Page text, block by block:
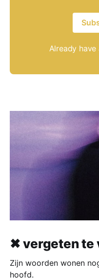
Already
✖ vergeten te
Zijn woorden wonen
hoofd.